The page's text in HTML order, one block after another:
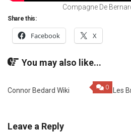
Compagne De
Share this:
Facebook X
You may also like...
0
Connor Bedard Wiki Les
Leave a Reply